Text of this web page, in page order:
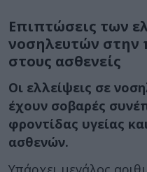
Επιπτώσεις των
νοσηλευτών στην
στους ασθενείς
Οι ελλείψεις σε
έχουν σοβαρές
φροντίδας υγείας
ασθενών.